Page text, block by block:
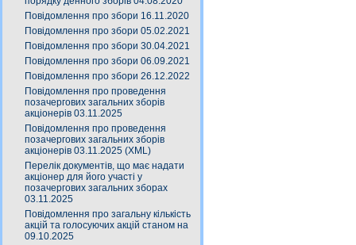
Повідомлення про збори 16.11.2020
Повідомлення про збори 05.02.2021
Повідомлення про збори 30.04.2021
Повідомлення про збори 06.09.2021
Повідомлення про збори 26.12.2022
Повідомлення про проведення
позачергових загальних зборів
акціонерів 03.11.2025
Повідомлення про проведення
позачергових загальних зборів
акціонерів 03.11.2025 (XML)
Перелік документів, що має надати
акціонер для його участі у
позачергових загальних зборах
03.11.2025
Повідомлення про загальну кількість
акцій та голосуючих акцій станом на
09.10.2025